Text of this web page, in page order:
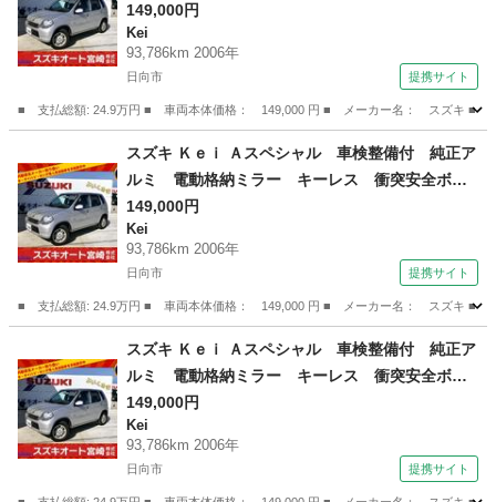
ィ （車検整備付）
149,000円
Kei
93,786km 2006年
日向市 提携サイト
■ 支払総額: 24.9万円 ■ 車両本体価格： 149,000 円 ■ メーカー名： スズキ ■
Kei ミラー
スズキ Ｋｅｉ Ａスペシャル 車検整備付 純正ア
ルミ 電動格納ミラー キーレス 衝突安全ボデ
ィ （車検整備付）
149,000円
Kei
93,786km 2006年
日向市 提携サイト
■ 支払総額: 24.9万円 ■ 車両本体価格： 149,000 円 ■ メーカー名： スズキ ■
Kei ミラー
スズキ Ｋｅｉ Ａスペシャル 車検整備付 純正ア
ルミ 電動格納ミラー キーレス 衝突安全ボデ
ィ （車検整備付）
149,000円
Kei
93,786km 2006年
日向市 提携サイト